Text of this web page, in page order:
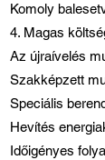
Komoly
4. Magas
Az újraívelés
Szakképzett
Speciális
Hevítés
Időigényes